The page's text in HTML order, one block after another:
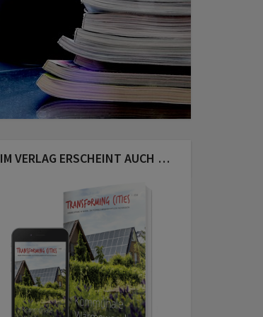
IM VERLAG ERSCHEINT AUCH …